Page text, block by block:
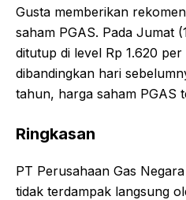
Gusta memberikan
saham PGAS. Pada Jumat
ditutup di level Rp 1.620
dibandingkan hari
tahun, harga saham PGAS
Ringkasan
PT Perusahaan Gas
tidak terdampak langsung